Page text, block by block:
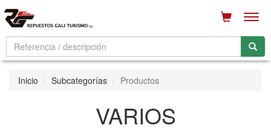
Inicio Subcategorías Productos
VARIOS